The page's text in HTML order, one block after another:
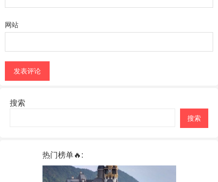
网站
搜索
搜索
热门榜单🔥: